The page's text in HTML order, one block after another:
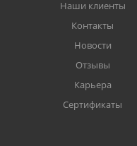
Наши клиенты
Контакты
Новости
Отзывы
Карьера
Сертификаты